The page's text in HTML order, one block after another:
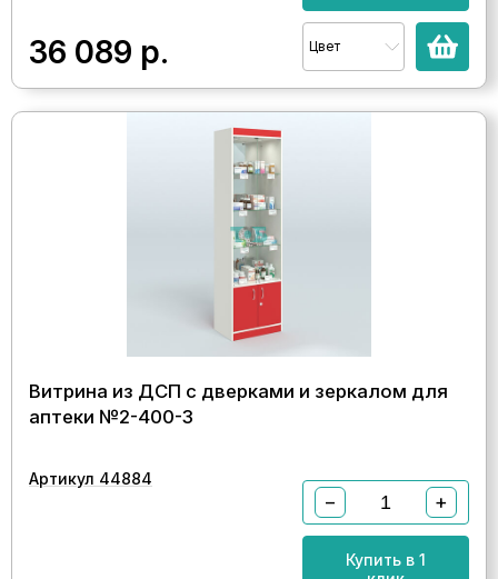
36 089 р. Цвет
Витрина из ДСП с дверками и зеркалом для
аптеки №2-400-3
Артикул 44884
− +
Купить в 1